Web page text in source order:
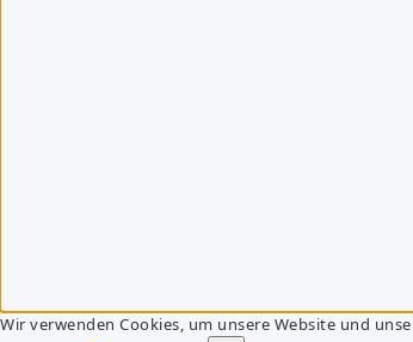
Wir verwenden Cookies, um unsere Website und